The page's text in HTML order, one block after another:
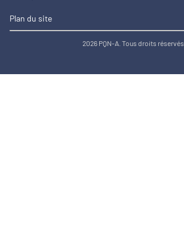
Plan du site
2026 PQN-A. Tous droits réservés.